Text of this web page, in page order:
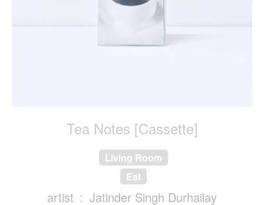
Tea Notes [Cassette]
Living Room
Eat
artist
Jatinder Singh Durhailay